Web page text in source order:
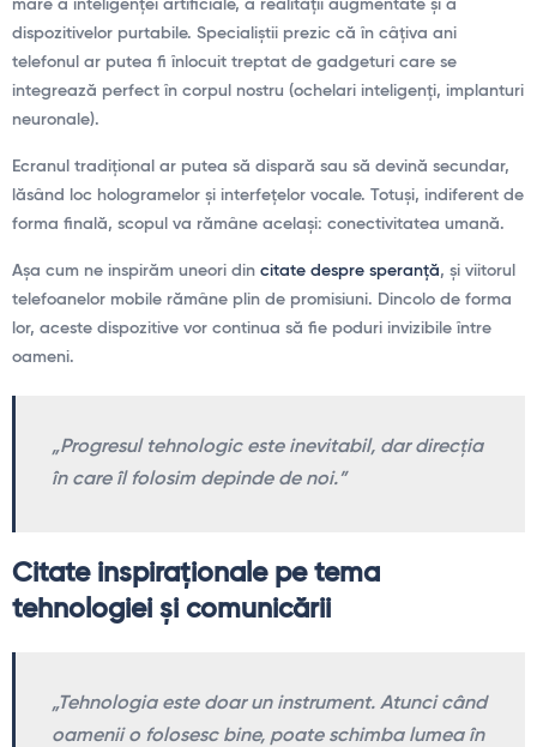
mare a inteligenței artificiale, a realității augmentate și a
dispozitivelor purtabile. Specialiștii prezic că în câțiva ani
telefonul ar putea fi înlocuit treptat de gadgeturi care se
integrează perfect în corpul nostru (ochelari inteligenți, implanturi
neuronale).
Ecranul tradițional ar putea să dispară sau să devină secundar,
lăsând loc hologramelor și interfețelor vocale. Totuși, indiferent de
forma finală, scopul va rămâne același: conectivitatea umană.
Așa cum ne inspirăm uneori din citate despre speranță, și viitorul
telefoanelor mobile rămâne plin de promisiuni. Dincolo de forma
lor, aceste dispozitive vor continua să fie poduri invizibile între
oameni.
„Progresul tehnologic este inevitabil, dar direcția
în care îl folosim depinde de noi.”
Citate inspiraționale pe tema
tehnologiei și comunicării
„Tehnologia este doar un instrument. Atunci când
oamenii o folosesc bine, poate schimba lumea în